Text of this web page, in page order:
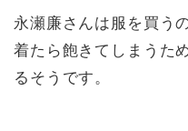
永瀬廉さんは服を買う
着たら飽きてしまうた
るそうです。